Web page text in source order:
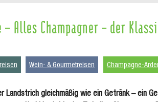
– Alles Champagner – der
Wein- & Gourmetreisen Champagne-
Landstrich gleichmäßig wie ein Getränk – ein